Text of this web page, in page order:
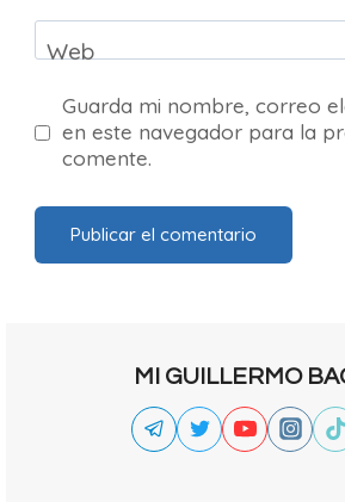
Web
Guarda mi nombre, correo
en este navegador para la
comente.
MI GUILLERMO